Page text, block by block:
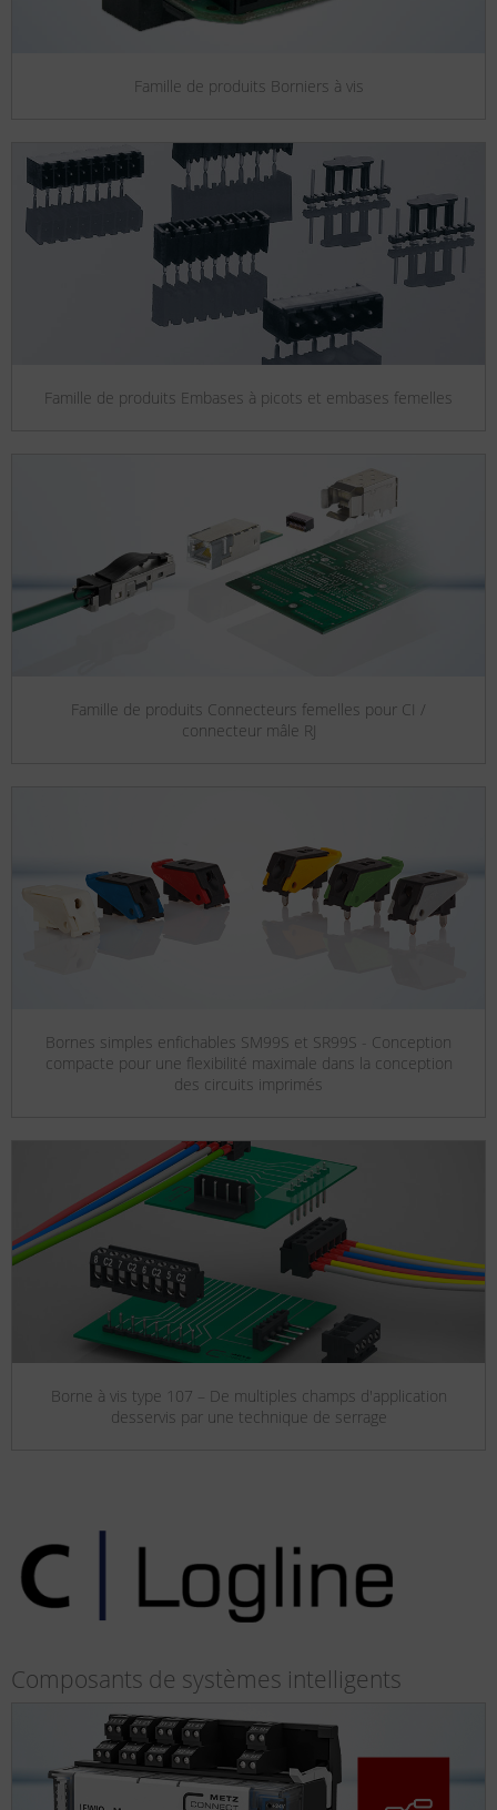
Famille de produits Borniers à vis
Famille de produits Embases à picots et embases femelles
Famille de produits Connecteurs femelles pour CI /
connecteur mâle RJ
Bornes simples enfichables SM99S et SR99S - Conception
compacte pour une flexibilité maximale dans la conception
des circuits imprimés
Borne à vis type 107 – De multiples champs d'application
desservis par une technique de serrage
Composants de systèmes intelligents